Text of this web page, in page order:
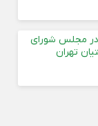
در مجلس شورای
تهران